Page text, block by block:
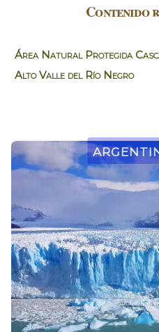
Contenido
Área Natural Protegida
Alto Valle del Río Negro